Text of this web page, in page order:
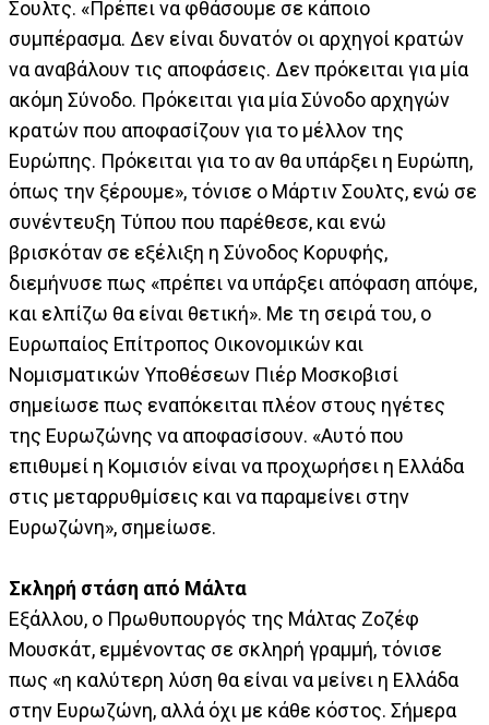
Σουλτς. «Πρέπει να φθάσουμε σε κάποιο
συμπέρασμα. Δεν είναι δυνατόν οι αρχηγοί κρατών
να αναβάλουν τις αποφάσεις. Δεν πρόκειται για μία
ακόμη Σύνοδο. Πρόκειται για μία Σύνοδο αρχηγών
κρατών που αποφασίζουν για το μέλλον της
Ευρώπης. Πρόκειται για το αν θα υπάρξει η Ευρώπη,
όπως την ξέρουμε», τόνισε ο Μάρτιν Σουλτς, ενώ σε
συνέντευξη Τύπου που παρέθεσε, και ενώ
βρισκόταν σε εξέλιξη η Σύνοδος Κορυφής,
διεμήνυσε πως «πρέπει να υπάρξει απόφαση απόψε,
και ελπίζω θα είναι θετική». Με τη σειρά του, ο
Ευρωπαίος Επίτροπος Οικονομικών και
Νομισματικών Υποθέσεων Πιέρ Μοσκοβισί
σημείωσε πως εναπόκειται πλέον στους ηγέτες
της Ευρωζώνης να αποφασίσουν. «Αυτό που
επιθυμεί η Κομισιόν είναι να προχωρήσει η Ελλάδα
στις μεταρρυθμίσεις και να παραμείνει στην
Ευρωζώνη», σημείωσε.
Σκληρή στάση από Μάλτα
Εξάλλου, ο Πρωθυπουργός της Μάλτας Ζοζέφ
Μουσκάτ, εμμένοντας σε σκληρή γραμμή, τόνισε
πως «η καλύτερη λύση θα είναι να μείνει η Ελλάδα
στην Ευρωζώνη, αλλά όχι με κάθε κόστος. Σήμερα